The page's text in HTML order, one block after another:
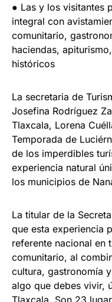
● Las y los visitantes
integral con
comunitario,
haciendas,
históricos
La secretaria de
Josefina Rodríguez
Tlaxcala, Lorena
Temporada de
de los imperdibles
experiencia natural
los municipios de
La titular de la
que esta experiencia
referente nacional en
comunitario, al
cultura, gastronomía
algo que debes vivir,
Tlaxcala. Son 23